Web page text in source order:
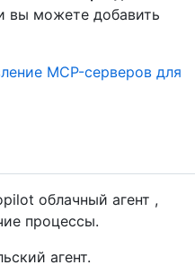
вы можете добавить
MCP-серверов для
облачный агент ,
процессы.
агент.